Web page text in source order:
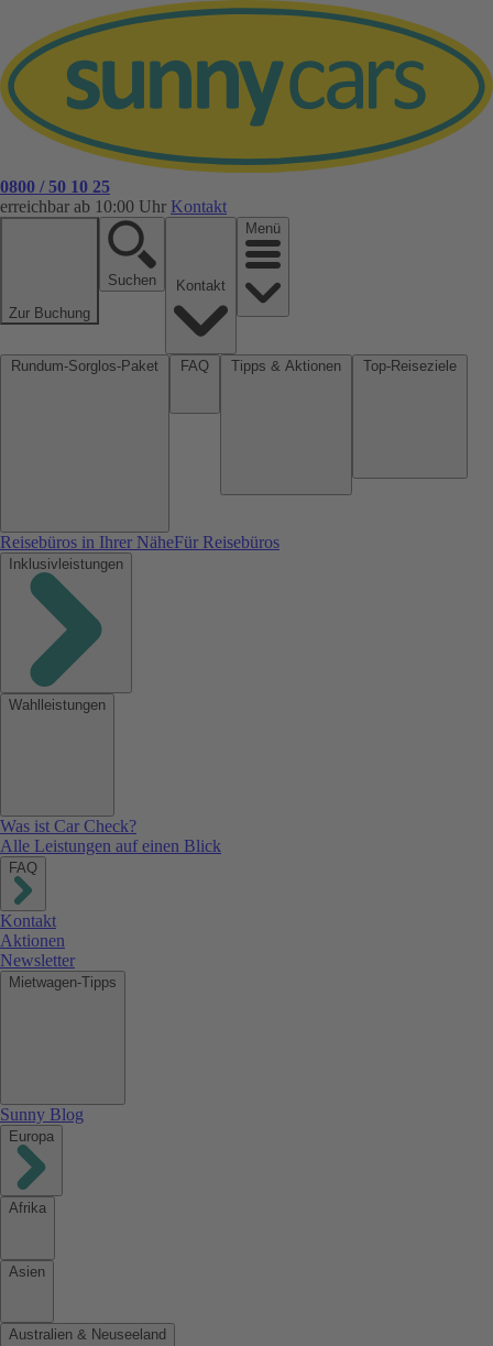
0800 / 50 10 25
erreichbar ab 10:00 Uhr Kontakt
Zur Buchung
Suchen
Menü
Reisebüros in Ihrer NäheFür Reisebüros
Inklusivleistungen
Wahlleistungen
Was ist Car Check?
Alle Leistungen auf einen Blick
FAQ
Kontakt
Aktionen
Newsletter
Mietwagen-Tipps
Sunny Blog
Europa
Afrika
Asien
Australien & Neuseeland